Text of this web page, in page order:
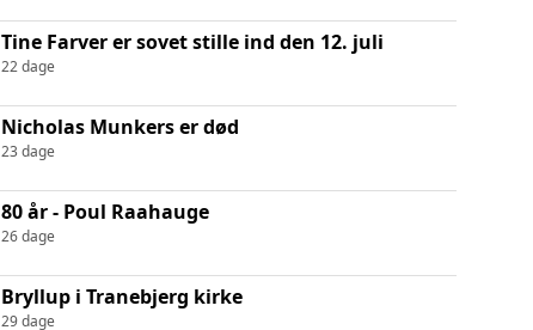
Tine Farver er sovet stille ind den 12. juli
22 dage
Nicholas Munkers er død
23 dage
80 år - Poul Raahauge
26 dage
Bryllup i Tranebjerg kirke
29 dage